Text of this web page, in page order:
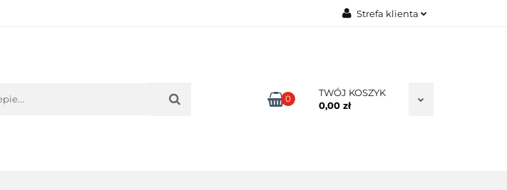
Strefa klienta
Dodaj zgłoszenie
0
TWÓJ KOSZYK
0,00 zł